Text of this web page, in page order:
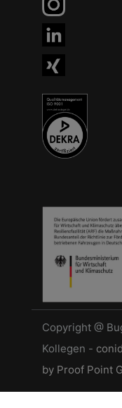
Copyright @
Kollegen -
by Proof Point